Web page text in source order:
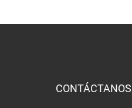
CONTÁCTANOS